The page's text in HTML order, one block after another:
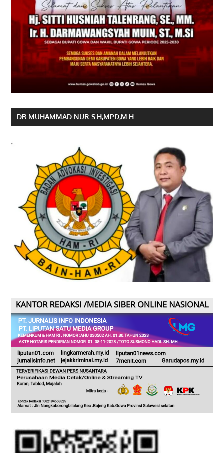
DR.MUHAMMAD NUR S.H,MPD,M.H